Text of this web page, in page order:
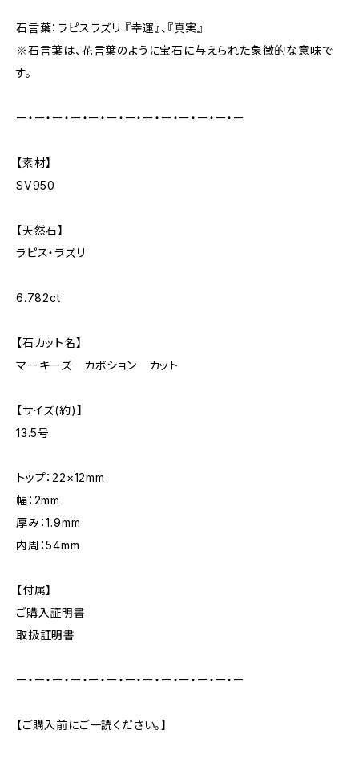
石言葉：ラピスラズリ 『幸運』、『真実』
※石言葉は、花言葉のように宝石に与えられた象徴的な意味で
す。
ー・ー・ー・ー・ー・ー・ー・ー・ー・ー・ー・ー・ー
【素材】
SV950
【天然石】
ラピス・ラズリ
6.782ct
【石カット名】
マーキーズ カボション カット
【サイズ(約)】
13.5号
トップ：22×12mm
幅：2mm
厚み：1.9mm
内周：54mm
【付属】
ご購入証明書
取扱証明書
ー・ー・ー・ー・ー・ー・ー・ー・ー・ー・ー・ー・ー
【ご購入前にご一読ください。】